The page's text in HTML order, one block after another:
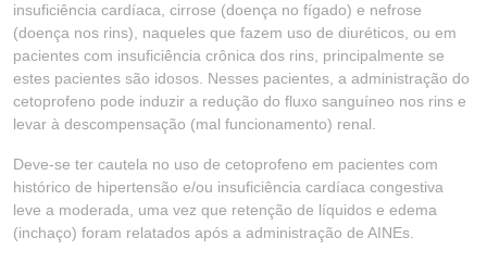
insuficiência cardíaca, cirrose (doença no fígado) e nefrose
(doença nos rins), naqueles que fazem uso de diuréticos, ou em
pacientes com insuficiência crônica dos rins, principalmente se
estes pacientes são idosos. Nesses pacientes, a administração do
cetoprofeno pode induzir a redução do fluxo sanguíneo nos rins e
levar à descompensação (mal funcionamento) renal.
Deve-se ter cautela no uso de cetoprofeno em pacientes com
histórico de hipertensão e/ou insuficiência cardíaca congestiva
leve a moderada, uma vez que retenção de líquidos e edema
(inchaço) foram relatados após a administração de AINEs.